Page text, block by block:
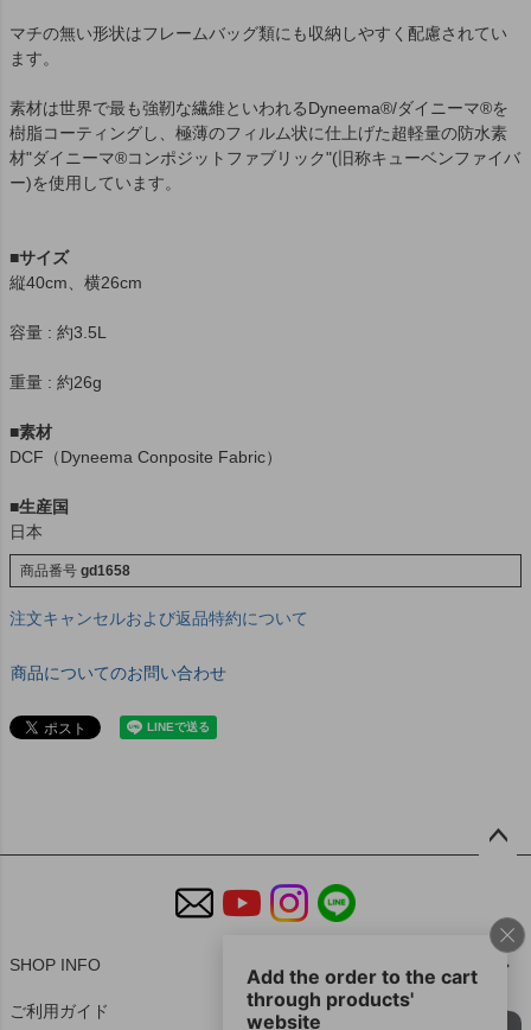
マチの無い形状はフレームバッグ類にも収納しやすく配慮されてい
ます。
素材は世界で最も強靭な繊維といわれるDyneema®/ダイニーマ®を
樹脂コーティングし、極薄のフィルム状に仕上げた超軽量の防水素
材"ダイニーマ®コンポジットファブリック"(旧称キューベンファイバ
ー)を使用しています。
■サイズ
縦40cm、横26cm
容量 : 約3.5L
重量 : 約26g
■素材
DCF（Dyneema Conposite Fabric）
■生産国
日本
商品番号 gd1658
注文キャンセルおよび返品特約について
商品についてのお問い合わせ
ップ
へ
SHOP INFO
ご利用ガイド